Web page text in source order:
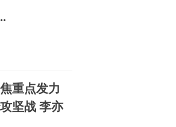
重点发力
坚战 李亦